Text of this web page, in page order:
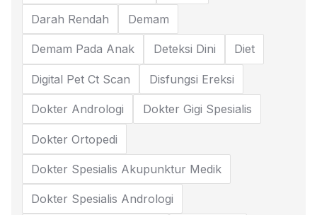
Darah Rendah Demam
Demam Pada Anak Deteksi Dini Diet
Digital Pet Ct Scan Disfungsi Ereksi
Dokter Andrologi Dokter Gigi Spesialis
Dokter Ortopedi
Dokter Spesialis Akupunktur Medik
Dokter Spesialis Andrologi